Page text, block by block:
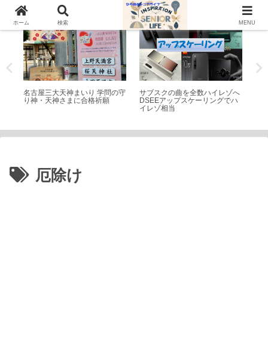
神社仏閣
名古屋三大天神まいり 学問の守
り神・天神さまに合格祈願
家電
サブスクの曲を全数ハイレゾへ
DSEEアップスケーリングでハ
イレゾ相当
厄除け
ホーム 検索 MENU